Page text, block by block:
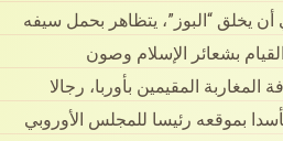
يخلق “البوز”، يتظاهر بحمل سيفه
بشعائر الإسلام وصون
المقيمين بأوربا، رجالا
بموقعه رئيسا للمجلس الأوروبي